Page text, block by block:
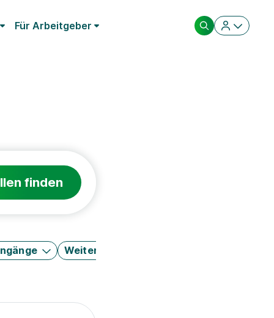
Für Arbeitgeber
finden
Weitere Filter